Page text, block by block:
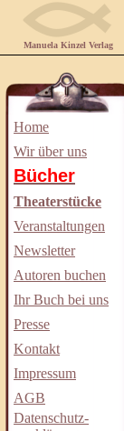
Manuela Kinzel Verlag
Home
Wir über uns
Bücher
Theaterstücke
Veranstaltungen
Newsletter
Autoren buchen
Ihr Buch bei uns
Presse
Kontakt
Impressum
AGB
Datenschutz-